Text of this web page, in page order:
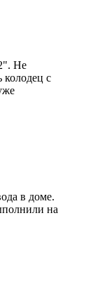
Не
колодец с
в доме.
на